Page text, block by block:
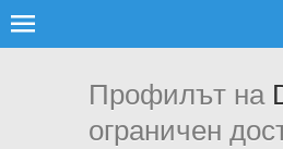
Профилът на
ограничен